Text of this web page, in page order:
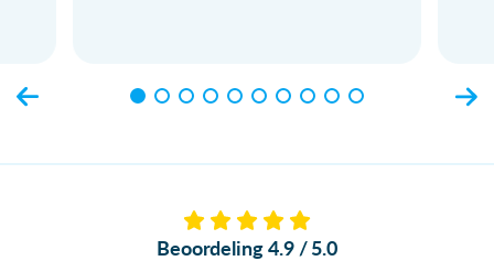
Beoordeling 4.9 / 5.0